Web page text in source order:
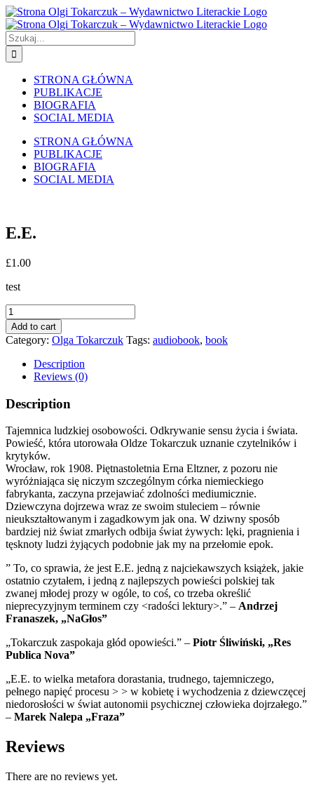
Skip
to
content
Szukaj
STRONA GŁÓWNA
PUBLIKACJE
BIOGRAFIA
SOCIAL MEDIA
STRONA GŁÓWNA
PUBLIKACJE
BIOGRAFIA
SOCIAL MEDIA
E.E.
£1.00
test
E.E.
quantity
Add to cart
Category: Olga Tokarczuk Tags: audiobook, book
Description
Reviews (0)
Description
Tajemnica ludzkiej osobowości. Odkrywanie sensu życia i świata.
Powieść, która utorowała Oldze Tokarczuk uznanie czytelników i
krytyków.
Wrocław, rok 1908. Piętnastoletnia Erna Eltzner, z pozoru nie
wyróżniająca się niczym szczególnym córka niemieckiego
fabrykanta, zaczyna przejawiać zdolności mediumicznie.
Dziewczyna dojrzewa wraz ze swoim stuleciem – równie
nieukształtowanym i zagadkowym jak ona. W dziwny sposób
bardziej niż świat zmarłych odbija świat żywych: lęki, pragnienia i
tęsknoty ludzi żyjących podobnie jak my na przełomie epok.
” To, co sprawia, że jest E.E. jedną z najciekawszych książek, jakie
ostatnio czytałem, i jedną z najlepszych powieści polskiej tak
zwanej młodej prozy w ogóle, to coś, co trzeba określić
nieprecyzyjnym terminem czy <radości lektury>.” – Andrzej
Franaszek, „NaGłos”
„Tokarczuk zaspokaja głód opowieści.” – Piotr Śliwiński, „Res
Publica Nova”
„E.E. to wielka metafora dorastania, trudnego, tajemniczego,
pełnego napięć procesu > > w kobietę i wychodzenia z dziewczęcej
niedorosłości w świat autonomii psychicznej człowieka dojrzałego.”
– Marek Nalepa „Fraza”
Reviews
There are no reviews yet.